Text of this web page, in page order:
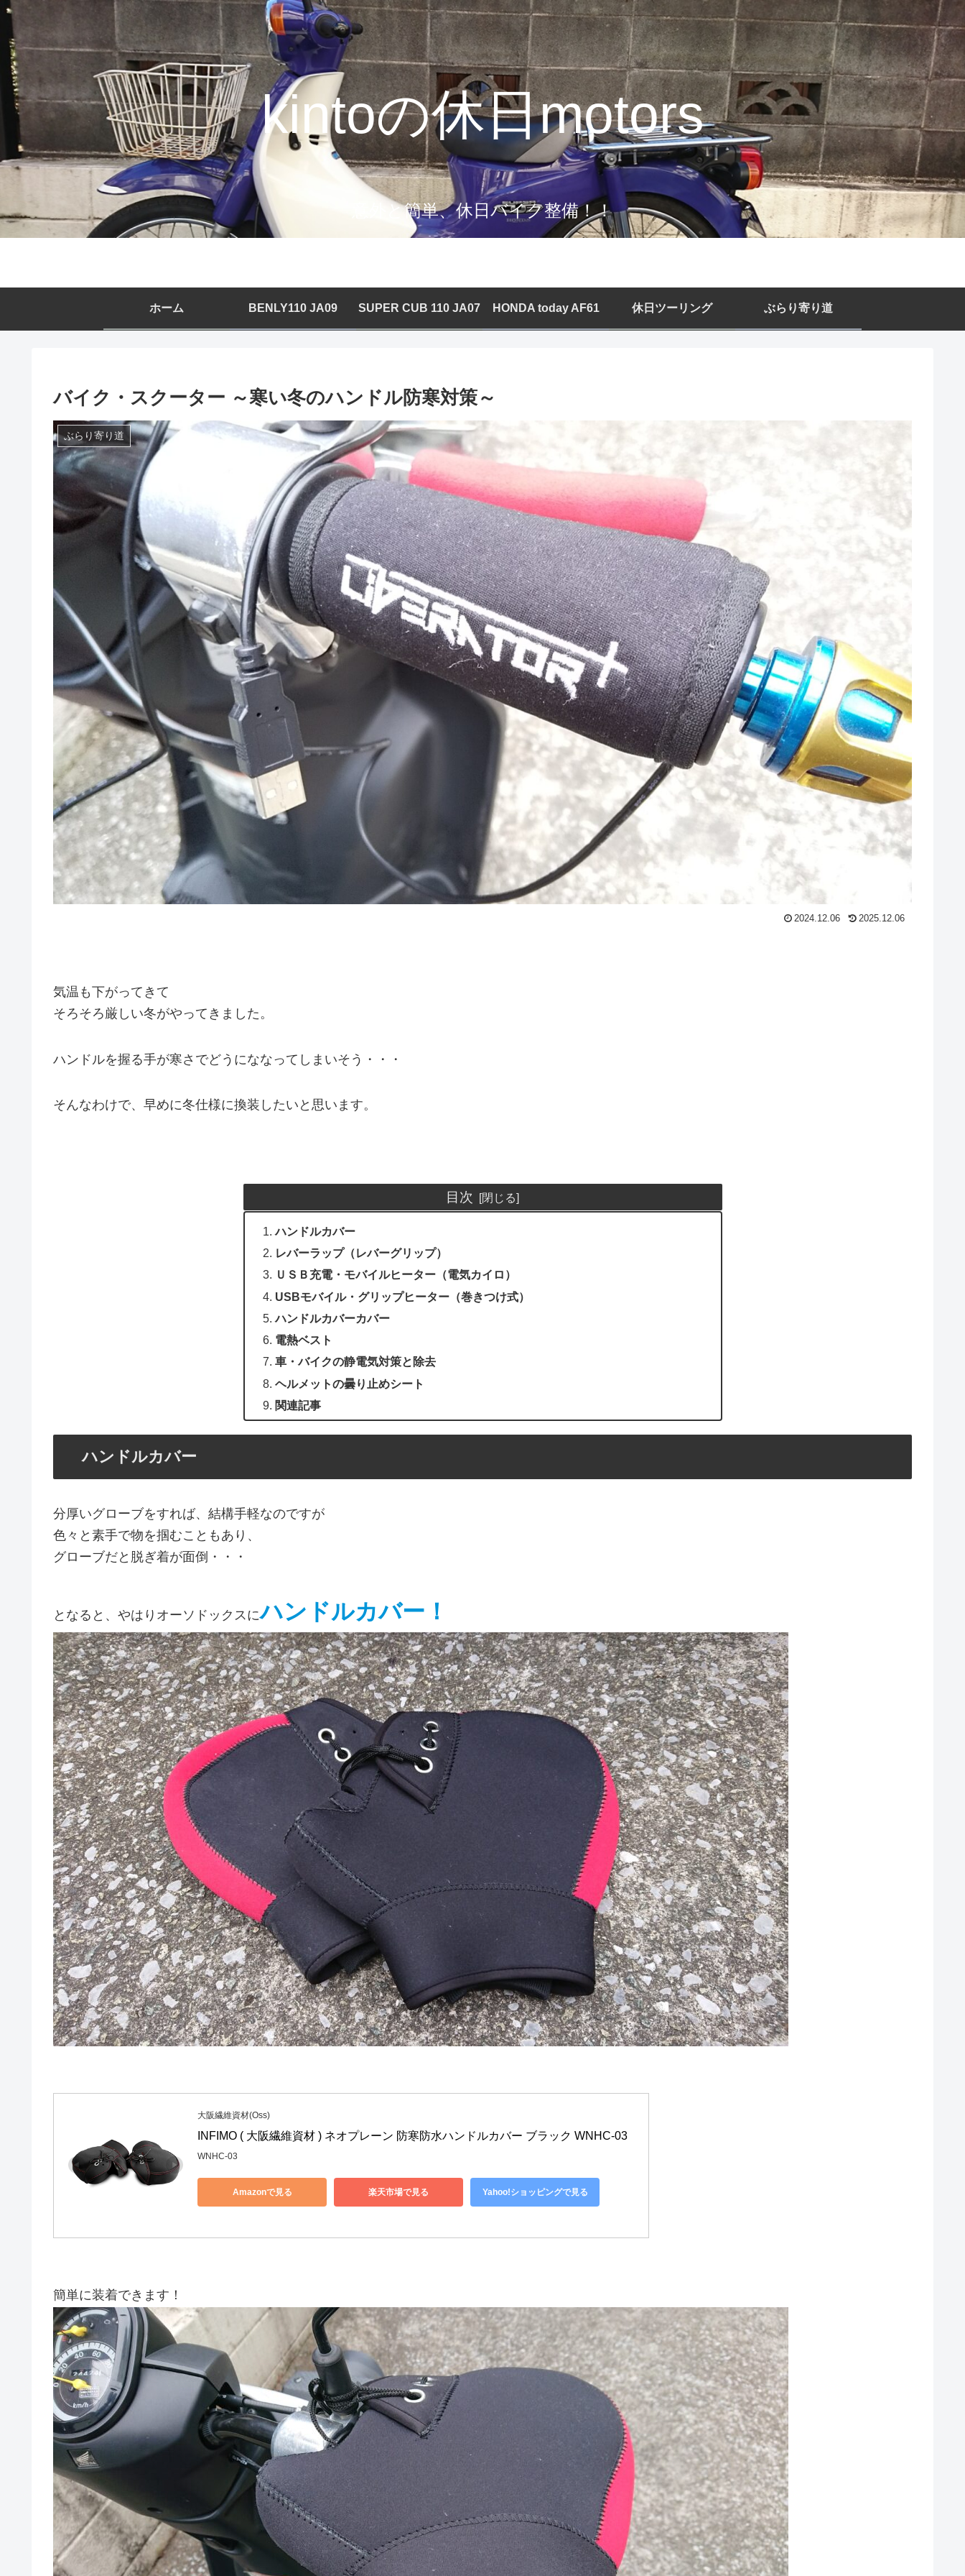
kintoの休日motors
意外と簡単、休日バイク整備！！
ホーム BENLY110 JA09 SUPER CUB 110 JA07 HONDA today AF61 休日ツーリング ぶらり寄り道
バイク・スクーター ～寒い冬のハンドル防寒対策～
ぶらり寄り道
2024.12.06 2025.12.06
気温も下がってきて
そろそろ厳しい冬がやってきました。
ハンドルを握る手が寒さでどうにななってしまいそう・・・
そんなわけで、早めに冬仕様に換装したいと思います。
目次
ハンドルカバー
レバーラップ（レバーグリップ）
ＵＳＢ充電・モバイルヒーター（電気カイロ）
USBモバイル・グリップヒーター（巻きつけ式）
ハンドルカバーカバー
電熱ベスト
車・バイクの静電気対策と除去
ヘルメットの曇り止めシート
関連記事
ハンドルカバー
分厚いグローブをすれば、結構手軽なのですが
色々と素手で物を掴むこともあり、
グローブだと脱ぎ着が面倒・・・
となると、やはりオーソドックスにハンドルカバー！
大阪繊維資材(Oss)
INFIMO ( 大阪繊維資材 ) ネオプレーン 防寒防水ハンドルカバー ブラック WNHC-03
WNHC-03
Amazonで見る 楽天市場で見る Yahoo!ショッピングで見る
簡単に装着できます！